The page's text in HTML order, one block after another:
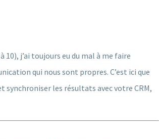
j’ai toujours eu du mal à me faire
qui nous sont propres. C’est ici que
les résultats avec votre CRM,